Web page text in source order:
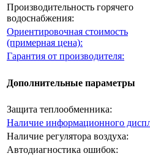
Производительность горячего
водоснабжения:
Ориентировочная стоимость
(примерная цена):
Гарантия от производителя:
Дополнительные параметры
Защита теплообменника:
Наличие информационного
Наличие регулятора воздуха:
Автодиагностика ошибок: